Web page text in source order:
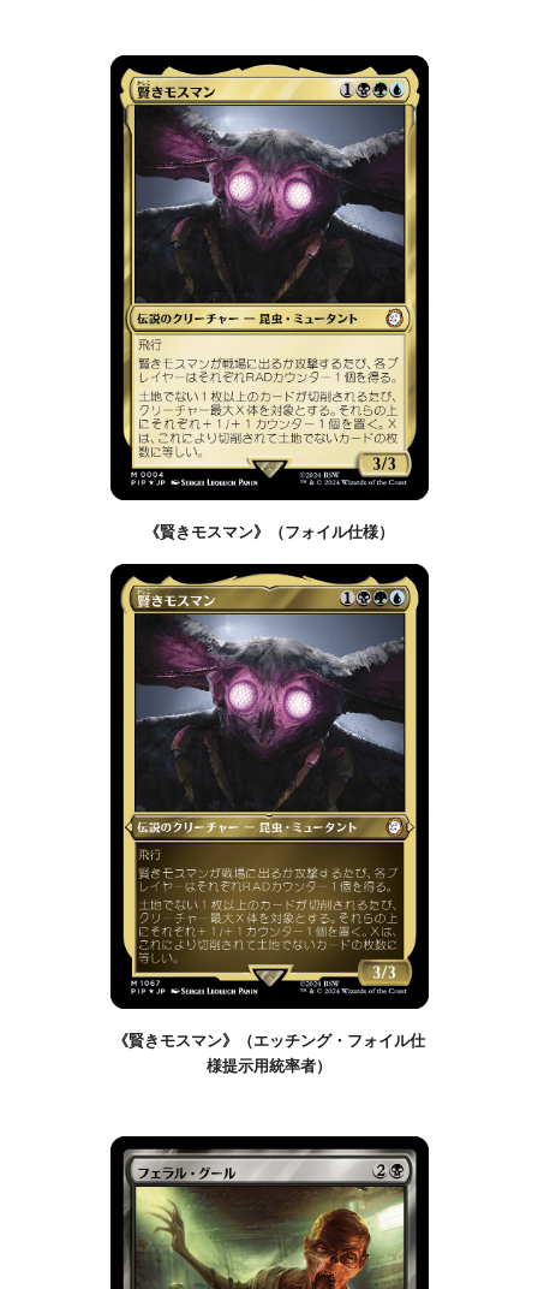
《賢きモスマン》（フォイル仕様）
《賢きモスマン》（エッチング・フォイル仕
様提示用統率者）